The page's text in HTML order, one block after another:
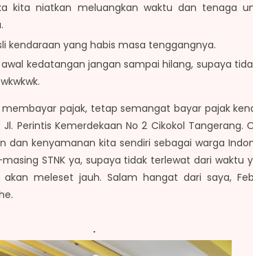
kita niatkan meluangkan waktu dan tenaga
kendaraan yang habis masa tenggangnya.
kedatangan jangan sampai hilang, supaya
pajak, tetap semangat bayar pajak
Perintis Kemerdekaan No 2 Cikokol Tangerang.
dan kenyamanan kita sendiri sebagai warga
STNK ya, supaya tidak terlewat dari
meleset jauh. Salam hangat dari saya,
.